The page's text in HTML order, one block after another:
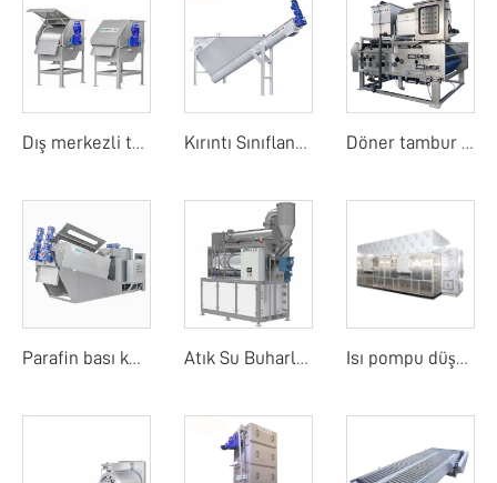
Dış merkezli tambur ekranı Kırıntı Sınıflandırıcı Döner tambur bant filtre basıncı
Parafin bası kurutucu Atık Su Buharlaştırıcı Isı pompu düşük sıcaklık bant kurutma makinesi